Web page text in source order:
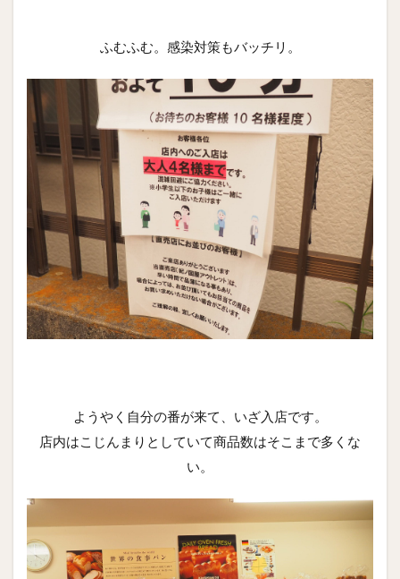
ふむふむ。感染対策もバッチリ。
ようやく自分の番が来て、いざ入店です。
店内はこじんまりとしていて商品数はそこまで多くな
い。